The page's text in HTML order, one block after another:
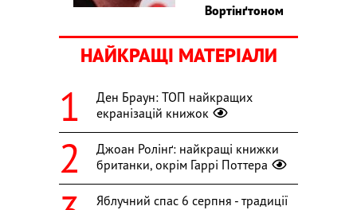
Вортінґтоном
НАЙКРАЩІ МАТЕРІАЛИ
Ден Браун: ТОП найкращих
екранізацій книжок
Джоан Ролінґ: найкращі книжки
британки, окрім Гаррі Поттера
Яблучний спас 6 серпня - традиції